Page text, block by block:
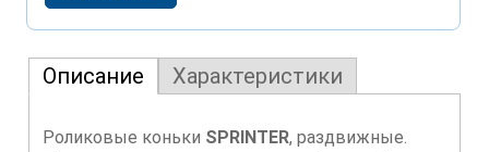
Описание Характеристики
Роликовые коньки SPRINTER, раздвижные.